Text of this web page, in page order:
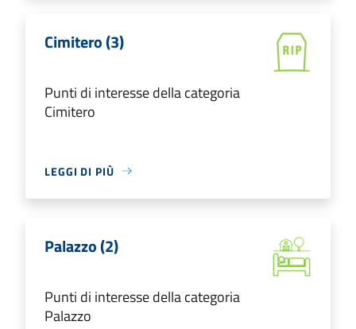
Cimitero (3)
Punti di interesse della categoria
Cimitero
LEGGI DI PIÙ
Palazzo (2)
Punti di interesse della categoria
Palazzo